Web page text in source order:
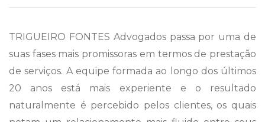
TRIGUEIRO FONTES Advogados passa por uma de
suas fases mais promissoras em termos de prestação
de serviços. A equipe formada ao longo dos últimos
20 anos está mais experiente e o resultado
naturalmente é percebido pelos clientes, os quais